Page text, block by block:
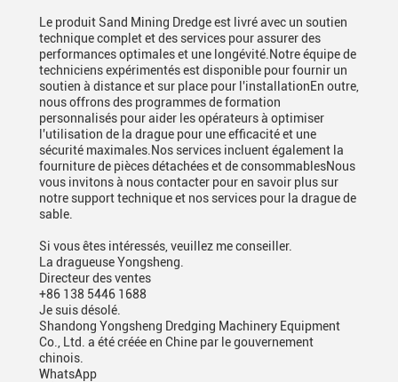
Le produit Sand Mining Dredge est livré avec un soutien
technique complet et des services pour assurer des
performances optimales et une longévité.Notre équipe de
techniciens expérimentés est disponible pour fournir un
soutien à distance et sur place pour l'installationEn outre,
nous offrons des programmes de formation
personnalisés pour aider les opérateurs à optimiser
l'utilisation de la drague pour une efficacité et une
sécurité maximales.Nos services incluent également la
fourniture de pièces détachées et de consommablesNous
vous invitons à nous contacter pour en savoir plus sur
notre support technique et nos services pour la drague de
sable.
Si vous êtes intéressés, veuillez me conseiller.
La dragueuse Yongsheng.
Directeur des ventes
+86 138 5446 1688
Je suis désolé.
Shandong Yongsheng Dredging Machinery Equipment
Co., Ltd. a été créée en Chine par le gouvernement
chinois.
WhatsApp